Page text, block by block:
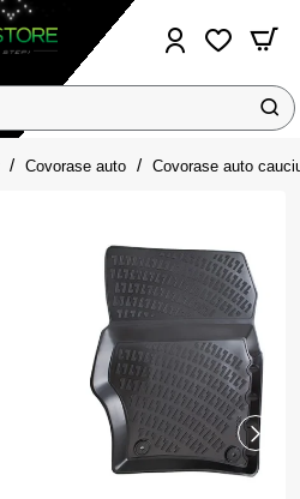
Covorase auto Covorase auto